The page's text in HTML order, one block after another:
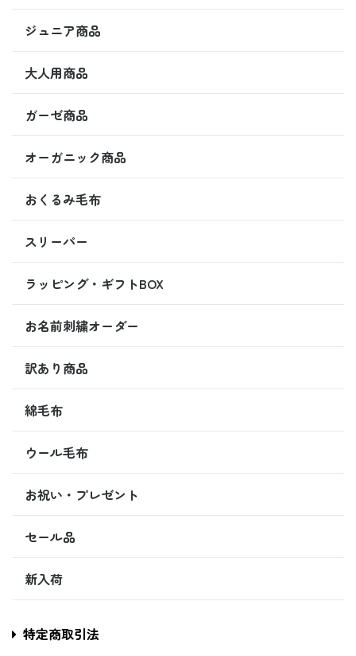
ジュニア商品
大人用商品
ガーゼ商品
オーガニック商品
おくるみ毛布
スリーパー
ラッピング・ギフトBOX
お名前刺繍オーダー
訳あり商品
綿毛布
ウール毛布
お祝い・プレゼント
セール品
新入荷
特定商取引法